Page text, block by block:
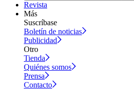
Revista
Más
Suscríbase
Boletín de noticias
Publicidad
Otro
Tienda
Quiénes somos
Prensa
Contacto